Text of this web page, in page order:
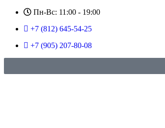
Пн-Вс: 11:00 - 19:00
+7 (812) 645-54-25
+7 (905) 207-80-08